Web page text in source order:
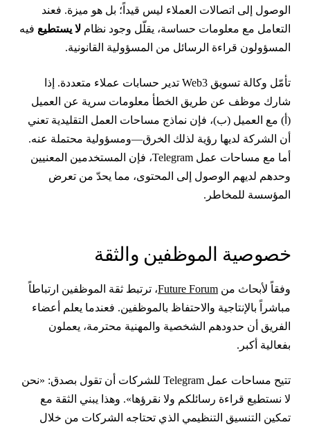
إلى اتصالات العملاء ليس قيداً؛ بل هو ميزة. فعند
مع معلومات حساسة، يقلّل وجود نظاملا يستطيعفيه
قراءة الرسائل من المسؤولية القانونية.
تأمّل وكالة تسويق Web3 تدير حسابات عملاء متعددة. إذا
موظف عن طريق الخطأ معلومات سرية عن العميل
مع العميل (ب)، فإن نماذج مساحات العمل التقليدية تعني
الشركة لديها رؤية لذلك الخرق—ومسؤولية محتملة عنه.
أما مع مساحات عمل Telegram، فإن المستخدمين المعنيين
لديهم الوصول إلى المحتوى، مما يحدّ من تعرض
للمخاطر.
الموظفين والثقة
لأبحاث من Future Forum، ترتبط ثقة الموظفين ارتباطاً
بالإنتاجية والاحتفاظ بالموظفين. فعندما يعلم أعضاء
أن حدودهم الشخصية والمهنية محترمة، يعملون
أكبر.
تتيح مساحات عمل Telegram للشركات أن تقول بصدق: «نحن
نستطيع قراءة رسائلكم ولا نقرؤها». وهذا يبني الثقة مع
التنسيق التنظيمي الذي تحتاجه الشركات من خلال